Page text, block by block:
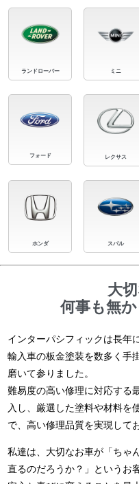
ランドローバー ミニ
フォード レクサス
ホンダ スバル
大
何事も無
インターパシフィックは長年
輸入車の板金塗装を数多く手
磨いて参りました。
難易度の高い修理に対応する
入し、厳選した塗料や材料を
で、高い修理品質を実現して
私達は、大切なお車が「ちゃ
直るのだろうか？」というお